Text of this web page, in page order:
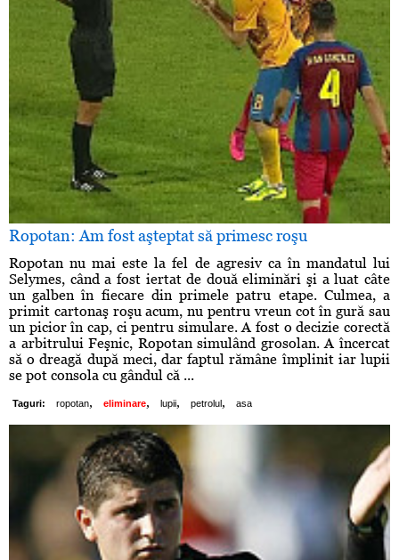
Ropotan: Am fost aşteptat să primesc roşu
Ropotan nu mai este la fel de agresiv ca în mandatul lui
Selymes, când a fost iertat de două eliminări şi a luat câte
un galben în fiecare din primele patru etape. Culmea, a
primit cartonaş roşu acum, nu pentru vreun cot în gură sau
un picior în cap, ci pentru simulare. A fost o decizie corectă
a arbitrului Feşnic, Ropotan simulând grosolan. A încercat
să o dreagă după meci, dar faptul rămâne împlinit iar lupii
se pot consola cu gândul că ...
Taguri: ropotan, eliminare, lupii, petrolul , asa